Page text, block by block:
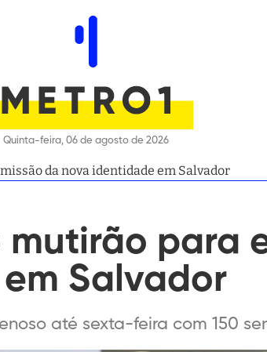
Quinta-feira, 06 de agosto de 2026
da nova identidade em Salvador
mutirão para
Salvador
até sexta-feira com 150